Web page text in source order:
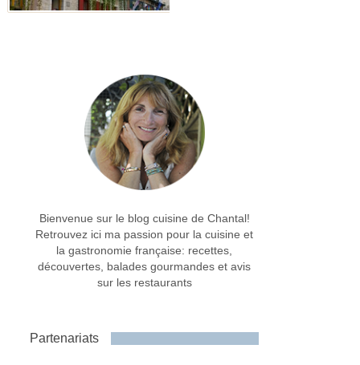
Bienvenue sur le blog cuisine de Chantal!
Retrouvez ici ma passion pour la cuisine et
la gastronomie française: recettes,
découvertes, balades gourmandes et avis
sur les restaurants
Partenariats